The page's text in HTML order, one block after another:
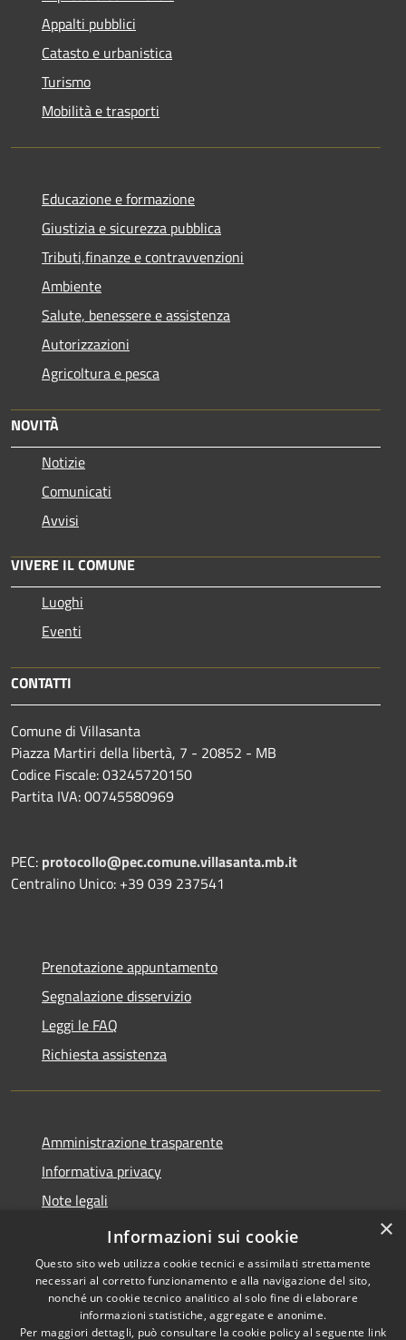
Appalti pubblici
Catasto e urbanistica
Turismo
Mobilità e trasporti
Educazione e formazione
Giustizia e sicurezza pubblica
Tributi,finanze e contravvenzioni
Ambiente
Salute, benessere e assistenza
Autorizzazioni
Agricoltura e pesca
NOVITÀ
Notizie
Comunicati
Avvisi
VIVERE IL COMUNE
Luoghi
Eventi
CONTATTI
Comune di Villasanta
Piazza Martiri della libertà, 7 - 20852 - MB
Codice Fiscale: 03245720150
Partita IVA: 00745580969
PEC: protocollo@pec.comune.villasanta.mb.it
Centralino Unico: +39 039 237541
Prenotazione appuntamento
Segnalazione disservizio
Leggi le FAQ
Richiesta assistenza
Amministrazione trasparente
Informativa privacy
Note legali
Dichiarazione di accessibilità
Copyright © 2026 • Comune di
×
Informazioni sui cookie
Questo sito web utilizza cookie tecnici e assimilati strettamente
necessari al corretto funzionamento e alla navigazione del sito,
nonché un cookie tecnico analitico al solo fine di elaborare
informazioni statistiche, aggregate e anonime.
Per maggiori dettagli, può consultare la cookie policy al seguente link